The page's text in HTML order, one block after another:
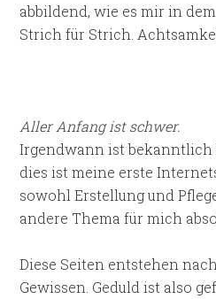
abbildend, wie es mir in
Strich für Strich.
Aller Anfang ist schwer.
Irgendwann ist bekanntlich
dies ist meine erste
sowohl Erstellung und
andere Thema für mich
Diese Seiten entstehen
Gewissen. Geduld ist also